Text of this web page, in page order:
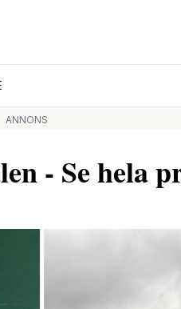
ANNONS
- Se hela